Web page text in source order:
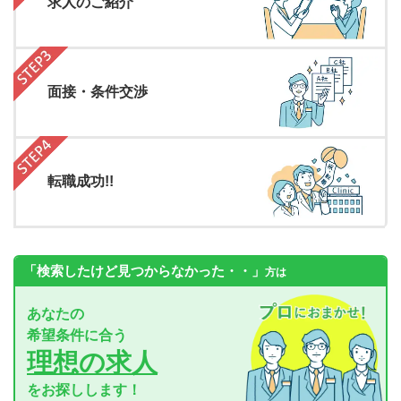
面接・条件交渉
転職成功!!
「検索したけど見つからなかった・・」 方は
あなたの
希望条件に合う
理想の求人
をお探しします！